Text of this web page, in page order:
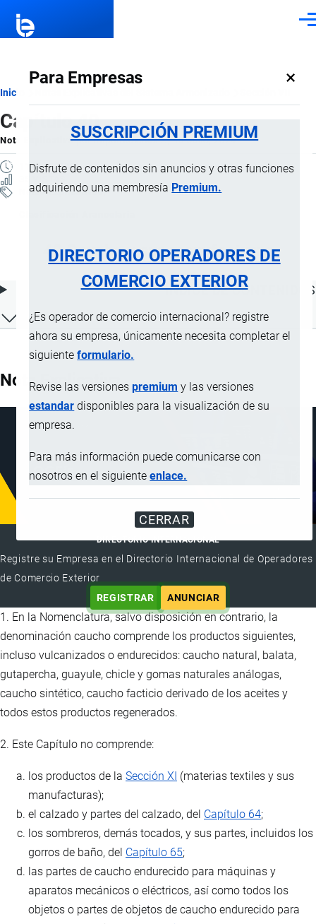
Para Empresas ×
SUSCRIPCIÓN PREMIUM
Disfrute de contenidos sin anuncios y otras funciones
adquiriendo una membresía Premium.
DIRECTORIO OPERADORES DE
COMERCIO EXTERIOR
¿Es operador de comercio internacional? registre
ahora su empresa, únicamente necesita completar el
siguienteformulario.
Revise las versionespremium y las versiones
estandar disponibles para la visualización de su
empresa.
Para más información puede comunicarse con
nosotros en el siguienteenlace.
CERRAR
Ruta
de
navegación
Inicio
Capítulo 40
Nota ExplicativaporImportaciones …, 15 Julio, 2024
11 MINUTOS
Notas Explicativas
40 Caucho y sus manufacturas
ÍNDICE DE CONTENIDOS
Nota Explicativa
DIRECTORIO INTERNACIONAL
Registre su Empresa en el Directorio Internacional de Operadores
de Comercio Exterior
REGISTRAR
ANUNCIAR
1. En la Nomenclatura, salvo disposición en contrario, la
denominación caucho comprende los productos siguientes,
incluso vulcanizados o endurecidos: caucho natural, balata,
gutapercha, guayule, chicle y gomas naturales análogas,
caucho sintético, caucho facticio derivado de los aceites y
todos estos productos regenerados.
2. Este Capítulo no comprende:
los productos de la Sección XI (materias textiles y sus
manufacturas);
el calzado y partes del calzado, del Capítulo 64;
los sombreros, demás tocados, y sus partes, incluidos los
gorros de baño, del Capítulo 65;
las partes de caucho endurecido para máquinas y
aparatos mecánicos o eléctricos, así como todos los
objetos o partes de objetos de caucho endurecido para